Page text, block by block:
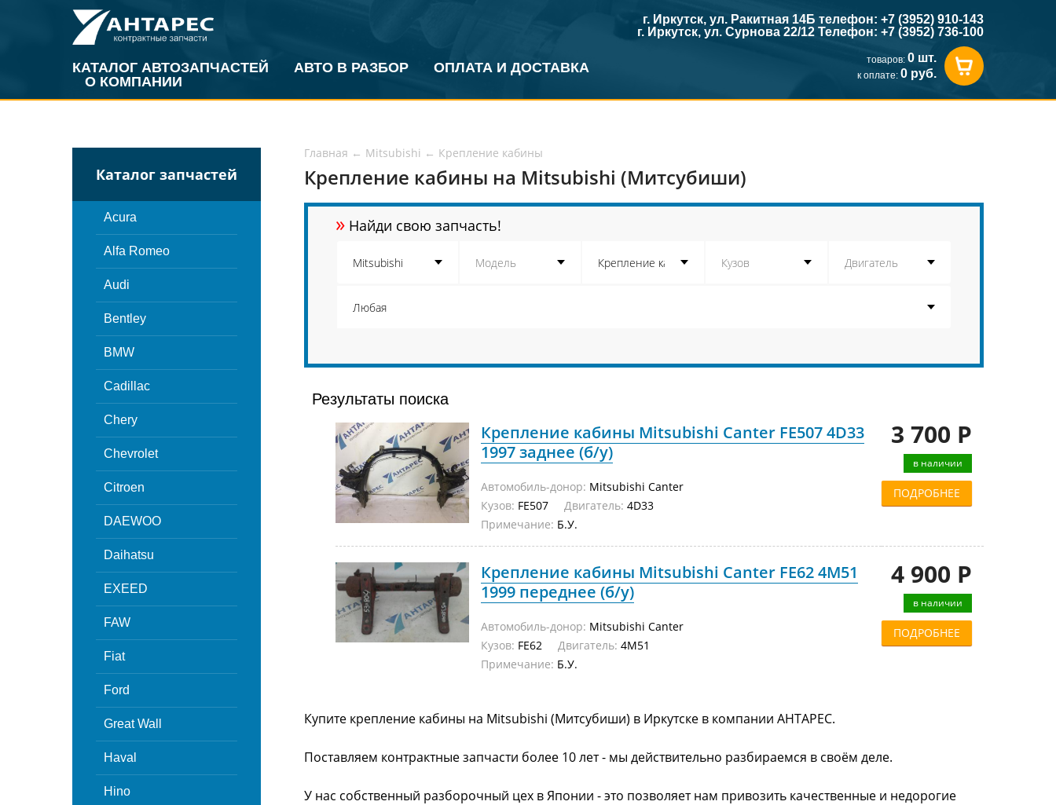
КАТАЛОГ АВТОЗАПЧАСТЕЙ АВТО В РАЗБОР
ОПЛАТА И ДОСТАВКА
О КОМПАНИИ
г. Иркутск, ул. Ракитная 14Б телефон: +7 (3952) 910-143
г. Иркутск, ул. Сурнова 22/12 Телефон: +7 (3952) 736-100
товаров: 0 шт.
к оплате: 0 руб.
Каталог запчастей
Acura
Alfa Romeo
Audi
Bentley
BMW
Cadillac
Chery
Chevrolet
Citroen
DAEWOO
Daihatsu
EXEED
FAW
Fiat
Ford
Great Wall
Haval
Hino
Главная ← Mitsubishi ← Крепление кабины
Крепление кабины на Mitsubishi (Митсубиши)
» Найди свою запчасть!
Результаты поиска
Крепление кабины Mitsubishi Canter FE507 4D33
1997 заднее (б/у)
Автомобиль-донор: Mitsubishi Canter
Кузов: FE507 Двигатель: 4D33
Примечание: Б.У.
3 700 Р
в наличии
ПОДРОБНЕЕ
Крепление кабины Mitsubishi Canter FE62 4M51
1999 переднее (б/у)
Автомобиль-донор: Mitsubishi Canter
Кузов: FE62 Двигатель: 4M51
Примечание: Б.У.
4 900 Р
в наличии
ПОДРОБНЕЕ
Купите крепление кабины на Mitsubishi (Митсубиши) в Иркутске в компании АНТАРЕС.
Поставляем контрактные запчасти более 10 лет - мы действительно разбираемся в своём деле.
У нас собственный разборочный цех в Японии - это позволяет нам привозить качественные и недорогие